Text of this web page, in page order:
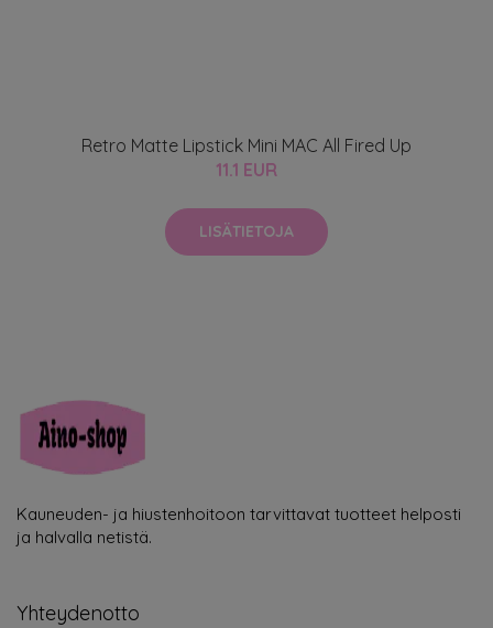
Retro Matte Lipstick Mini MAC All Fired Up
11.1 EUR
LISÄTIETOJA
Kauneuden- ja hiustenhoitoon tarvittavat tuotteet helposti
ja halvalla netistä.
Yhteydenotto